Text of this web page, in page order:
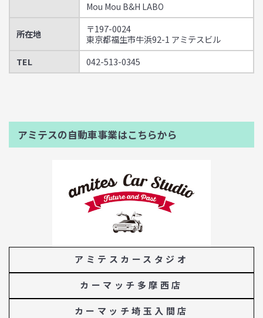
Mou Mou B&H LABO
所在地
〒197-0024
東京都福生市牛浜92-1 アミテスビル
TEL
042-513-0345
アミテスの自動車事業はこちらから
アミテスカースタジオ
カーマッチ多摩西店
カーマッチ埼玉入間店